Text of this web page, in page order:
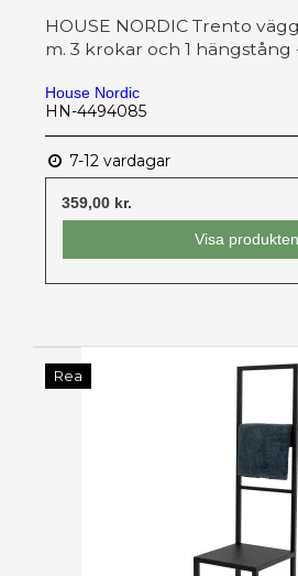
HOUSE NORDIC Trento
m. 3 krokar och 1
House Nordic
HN-4494085
7-12 vardagar
359,00 kr.
Visa produkten
Rea